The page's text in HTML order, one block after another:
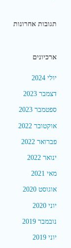
תגובות אחרונות
ארכיונים
יולי 2024
דצמבר 2023
ספטמבר 2023
אוקטובר 2022
פברואר 2022
ינואר 2022
מאי 2021
אוגוסט 2020
יוני 2020
נובמבר 2019
יוני 2019